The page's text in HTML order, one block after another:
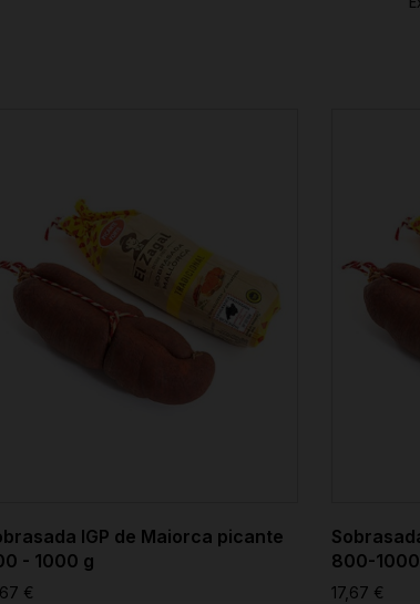
IGP de Maiorca picante
- 1000 g
€
800-
17,67 €